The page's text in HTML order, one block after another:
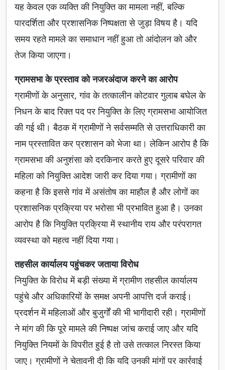
यह केवल एक व्यक्ति की नियुक्ति का मामला नहीं, बल्कि
पारदर्शिता और प्रशासनिक निष्पक्षता से जुड़ा विषय है। यदि
समय रहते मामले का समाधान नहीं हुआ तो आंदोलन को और
तेज किया जाएगा।
ग्रामसभा के प्रस्ताव को नजरअंदाज करने का आरोप
ग्रामीणों के अनुसार, गांव के तत्कालीन कोटवार गुलाब बघेल के
निधन के बाद रिक्त पद पर नियुक्ति के लिए ग्रामसभा आयोजित
की गई थी। बैठक में ग्रामीणों ने सर्वसम्मति से उत्तराधिकारी का
नाम प्रस्तावित कर प्रशासन को भेजा था। लेकिन आरोप है कि
ग्रामसभा की अनुशंसा को दरकिनार करते हुए दूसरे परिवार की
महिला को नियुक्ति आदेश जारी कर दिया गया। ग्रामीणों का
कहना है कि इससे गांव में असंतोष का माहौल है और लोगों का
प्रशासनिक प्रक्रिया पर भरोसा भी प्रभावित हुआ है। उनका
आरोप है कि नियुक्ति प्रक्रिया में स्थानीय राय और परंपरागत
व्यवस्था को महत्व नहीं दिया गया।
तहसील कार्यालय पहुंचकर जताया विरोध
नियुक्ति के विरोध में बड़ी संख्या में ग्रामीण तहसील कार्यालय
पहुंचे और अधिकारियों के समक्ष अपनी आपत्ति दर्ज कराई।
प्रदर्शन में महिलाओं और बुजुर्गों की भी भागीदारी रही। ग्रामीणों
ने मांग की कि पूरे मामले की निष्पक्ष जांच कराई जाए और यदि
नियुक्ति नियमों के विपरीत हुई है तो उसे तत्काल निरस्त किया
जाए। ग्रामीणों ने चेतावनी दी कि यदि उनकी मांगों पर कार्रवाई